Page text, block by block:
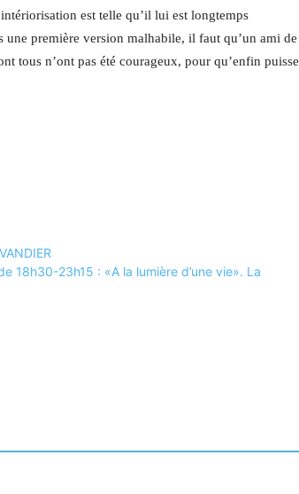
est telle qu’il lui est longtemps
première version malhabile, il faut qu’un ami de
tous n’ont pas été courageux, pour qu’enfin puisse
18h30-23h15 : «A la lumière d’une vie». La